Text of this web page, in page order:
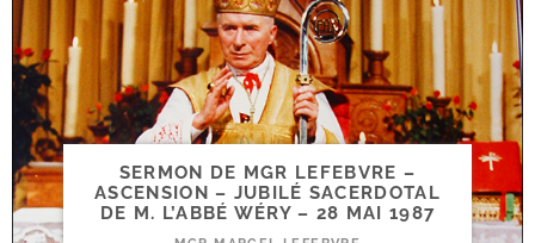
SERMON DE MGR LEFEBVRE –
ASCENSION – JUBILÉ SACERDOTAL
DE M. L’ABBÉ WÉRY – 28 MAI 1987